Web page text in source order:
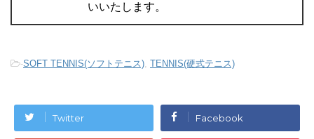
いいたします。
-SOFT TENNIS(ソフトテニス), TENNIS(硬式テニス)
Twitter Facebook